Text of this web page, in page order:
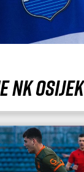
Osijek